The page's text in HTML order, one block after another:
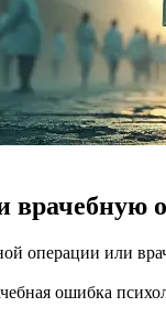
врачебную
операции или
ошибка